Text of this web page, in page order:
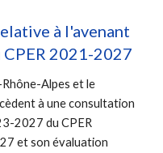
à l'avenant
2021-2027
Alpes et le
à une consultation
2027 du CPER
et son évaluation